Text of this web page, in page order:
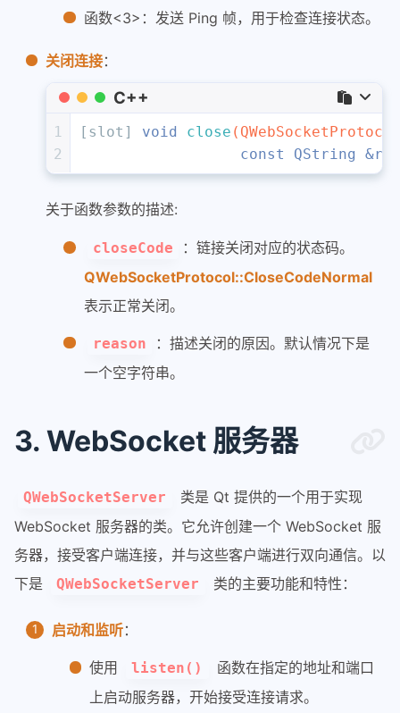
函数<3>：发送 Ping 帧，用于检查连接状态。
关闭连接：
C++
1
2
[slot] void close
const
QString
关于函数参数的描述:
closeCode
：链接关闭对应的状态码。
QWebSocketProtocol::CloseCodeNormal
表示正常关闭。
reason
：描述关闭的原因。默认情况下是
一个空字符串。
3. WebSocket 服务器
QWebSocketServer
类是 Qt 提供的一个用于实现
WebSocket 服务器的类。它允许创建一个 WebSocket 服
务器，接受客户端连接，并与这些客户端进行双向通信。以
下是
QWebSocketServer 类的主要功能和特性：
启动和监听：
使用 listen()
函数在指定的地址和端口
上启动服务器，开始接受连接请求。